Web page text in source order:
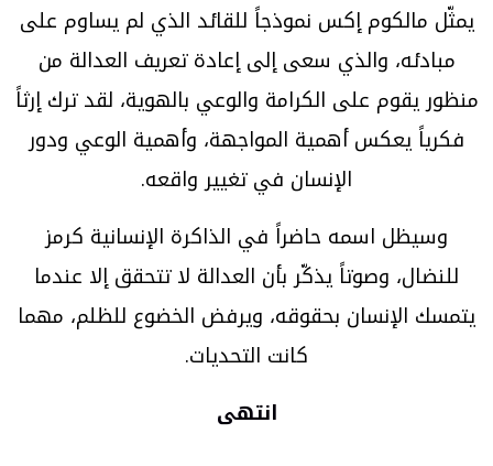
يمثّل مالكوم إكس نموذجاً للقائد الذي لم يساوم على
مبادئه، والذي سعى إلى إعادة تعريف العدالة من
منظور يقوم على الكرامة والوعي بالهوية، لقد ترك إرثاً
فكرياً يعكس أهمية المواجهة، وأهمية الوعي ودور
الإنسان في تغيير واقعه.
وسيظل اسمه حاضراً في الذاكرة الإنسانية كرمز
للنضال، وصوتاً يذكّر بأن العدالة لا تتحقق إلا عندما
يتمسك الإنسان بحقوقه، ويرفض الخضوع للظلم، مهما
كانت التحديات.
انتهى